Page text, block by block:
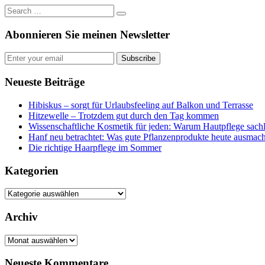
Abonnieren Sie meinen Newsletter
Subscribe
Neueste Beiträge
Hibiskus – sorgt für Urlaubsfeeling auf Balkon und Terrasse
Hitzewelle – Trotzdem gut durch den Tag kommen
Wissenschaftliche Kosmetik für jeden: Warum Hautpflege
Hanf neu betrachtet: Was gute Pflanzenprodukte heute
Die richtige Haarpflege im Sommer
Kategorien
Kategorien
Archiv
Archiv